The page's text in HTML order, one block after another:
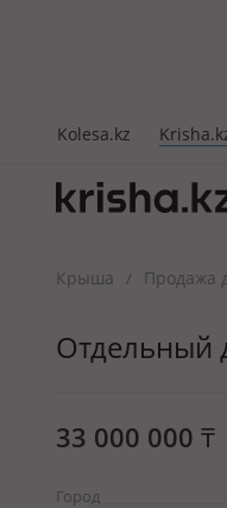
Kolesa.kz
Крыша / Продажа
Отдельный
33 000 000 ₸
Город